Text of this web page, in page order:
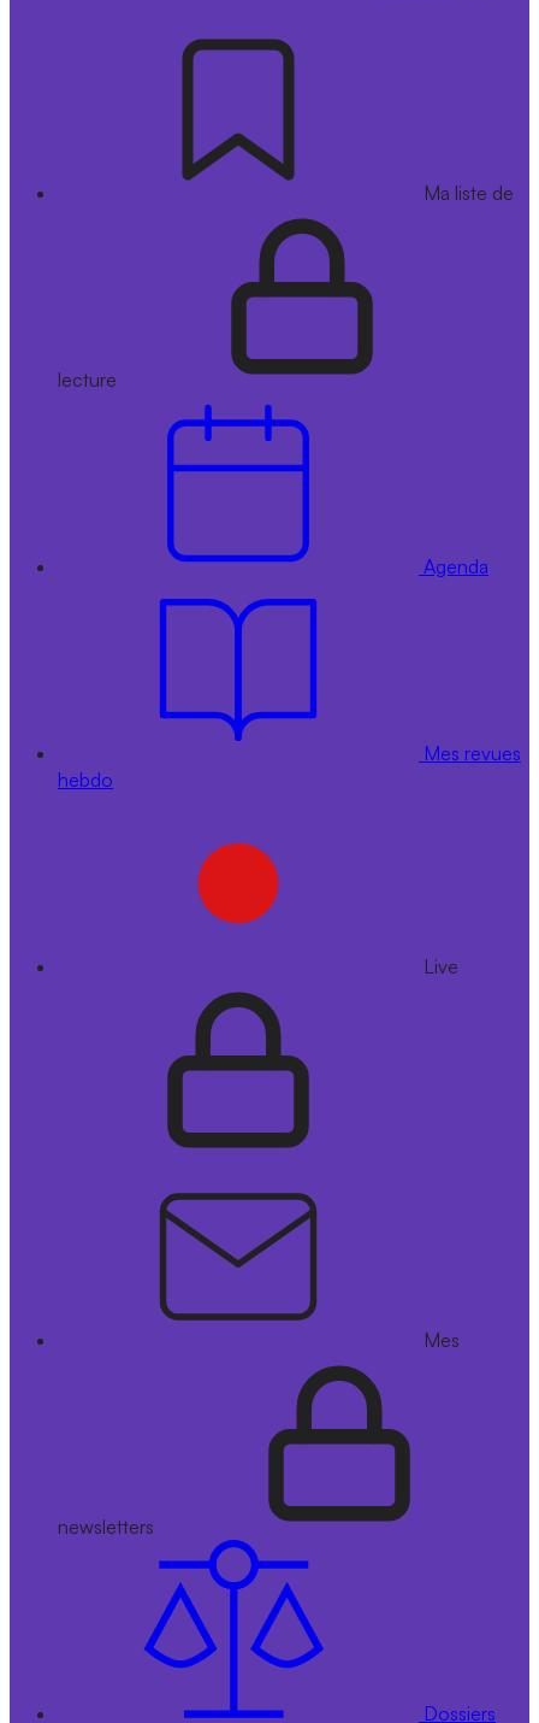
Ma liste de
lecture
Agenda
Mes revues
hebdo
Live
Mes
newsletters
Dossiers